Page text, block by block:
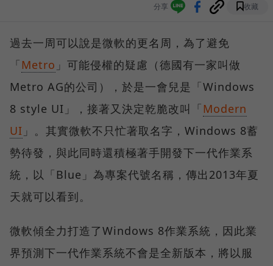
分享 收藏
過去一周可以說是微軟的更名周，為了避免
「Metro 」可能侵權的疑慮（德國有一家叫做
Metro AG的公司），於是一會兒是「Windows
8 style UI」，接著又決定乾脆改叫「Modern
UI 」。其實微軟不只忙著取名字，Windows 8蓄
勢待發，與此同時還積極著手開發下一代作業系
統，以「Blue」為專案代號名稱，傳出2013年夏
天就可以看到。
微軟傾全力打造了Windows 8作業系統，因此業
界預測下一代作業系統不會是全新版本，將以服